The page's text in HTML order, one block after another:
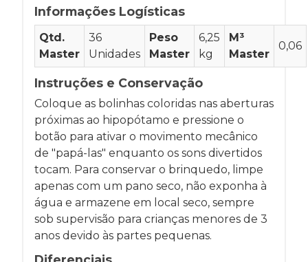
Informações Logísticas
Qtd.
Master
36
Unidades
Peso
Master
6,25
kg
M³
Master
0,06
Instruções e Conservação
Coloque as bolinhas coloridas nas aberturas
próximas ao hipopótamo e pressione o
botão para ativar o movimento mecânico
de "papá-las" enquanto os sons divertidos
tocam. Para conservar o brinquedo, limpe
apenas com um pano seco, não exponha à
água e armazene em local seco, sempre
sob supervisão para crianças menores de 3
anos devido às partes pequenas.